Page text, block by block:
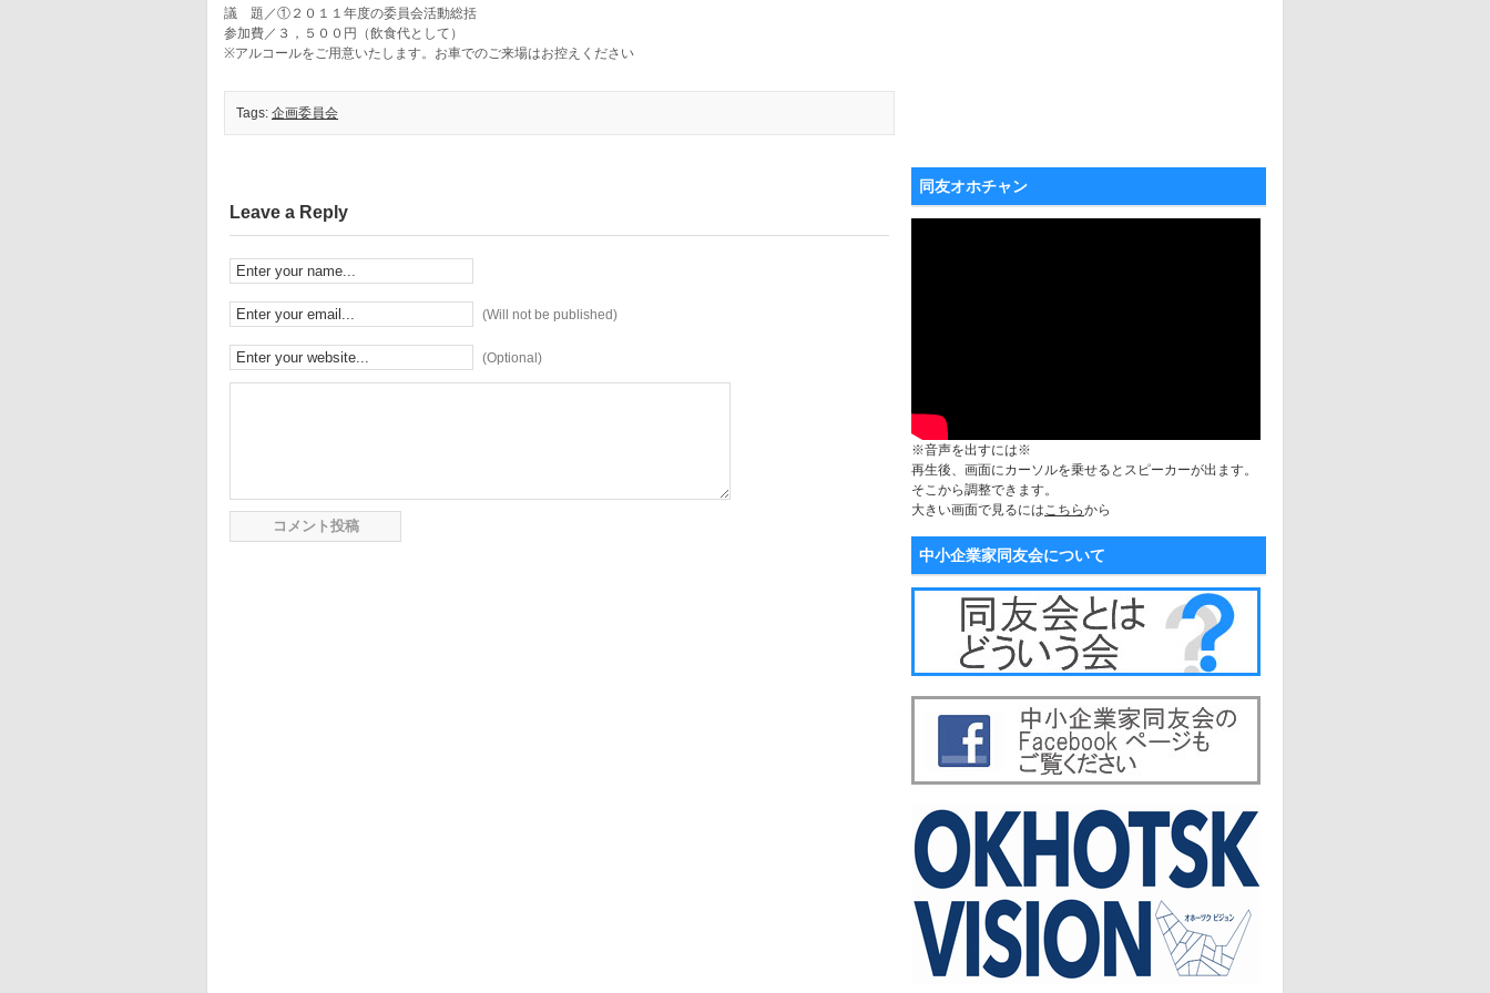
議 題／①２０１１年度の委員会活動総括
参加費／３，５００円（飲食代として）
※アルコールをご用意いたします。お車でのご来場はお控えください
Tags: 企画委員会
Leave a Reply
(Will not be published)
(Optional)
同友オホチャン
※音声を出すには※
再生後、画面にカーソルを乗せるとスピーカーが出ます。
そこから調整できます。
大きい画面で見るにはこちらから
中小企業家同友会について